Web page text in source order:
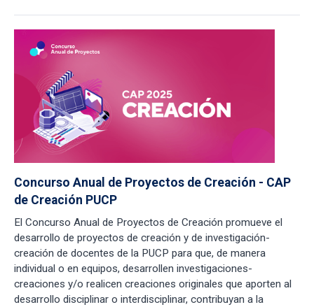
Concurso Anual de Proyectos de Creación - CAP
de Creación PUCP
El Concurso Anual de Proyectos de Creación promueve el
desarrollo de proyectos de creación y de investigación-
creación de docentes de la PUCP para que, de manera
individual o en equipos, desarrollen investigaciones-
creaciones y/o realicen creaciones originales que aporten al
desarrollo disciplinar o interdisciplinar, contribuyan a la